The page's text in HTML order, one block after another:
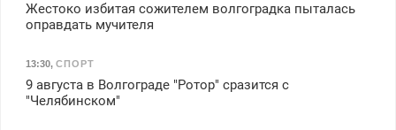
Жестоко избитая сожителем волгоградка пыталась
оправдать мучителя
13:30, СПОРТ
9 августа в Волгограде "Ротор" сразится с
"Челябинском"